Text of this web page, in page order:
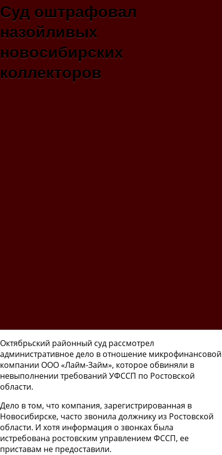
Суд оштрафовал
назойливых
новосибирских
коллекторов
Октябрьский районный суд рассмотрел
административное дело в отношение микрофинансовой
компании ООО «Лайм-Займ», которое обвиняли в
невыполнении требований УФССП по Ростовской
области.
Дело в том, что компания, зарегистрированная в
Новосибирске, часто звонила должнику из Ростовской
области. И хотя информация о звонках была
истребована ростовским управлением ФССП, ее
приставам не предоставили.